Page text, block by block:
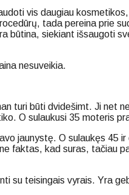
vis daugiau
tada pereina prie
būtina, siekiant išsaugoti
nesuveikia.
turi būti dvidešimt. Ji net
O sulaukusi 35 moteris
jaunystę. O sulaukęs 45
faktas, kad suras, tačiau
su teisingais vyrais. Yra